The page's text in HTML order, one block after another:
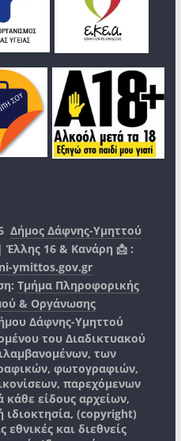
Δήμος Δάφνης-Υμηττού
Έλλης 16 & Κανάρη 📩 :
ymittos.gov.gr
Τμήμα Πληροφορικής
& Οργάνωσης
Δάφνης-Υμηττού
του Διαδικτυακού
των
φωτογραφιών,
παρεχόμενων
κάθε είδους αρχείων,
(copyright)
εθνικές και διεθνείς